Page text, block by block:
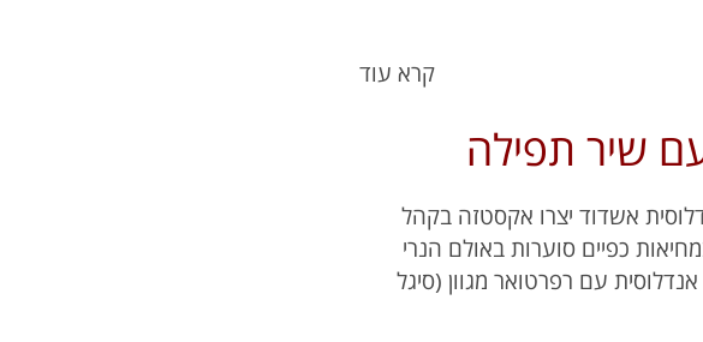
קרא עוד
שיר תפילה
אשדוד יצרו אקסטזה בקהל
כפיים סוערות באולם הנרי
עם רפרטואר מגוון (סיגל